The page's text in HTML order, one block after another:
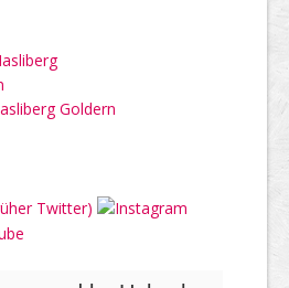
Goldern